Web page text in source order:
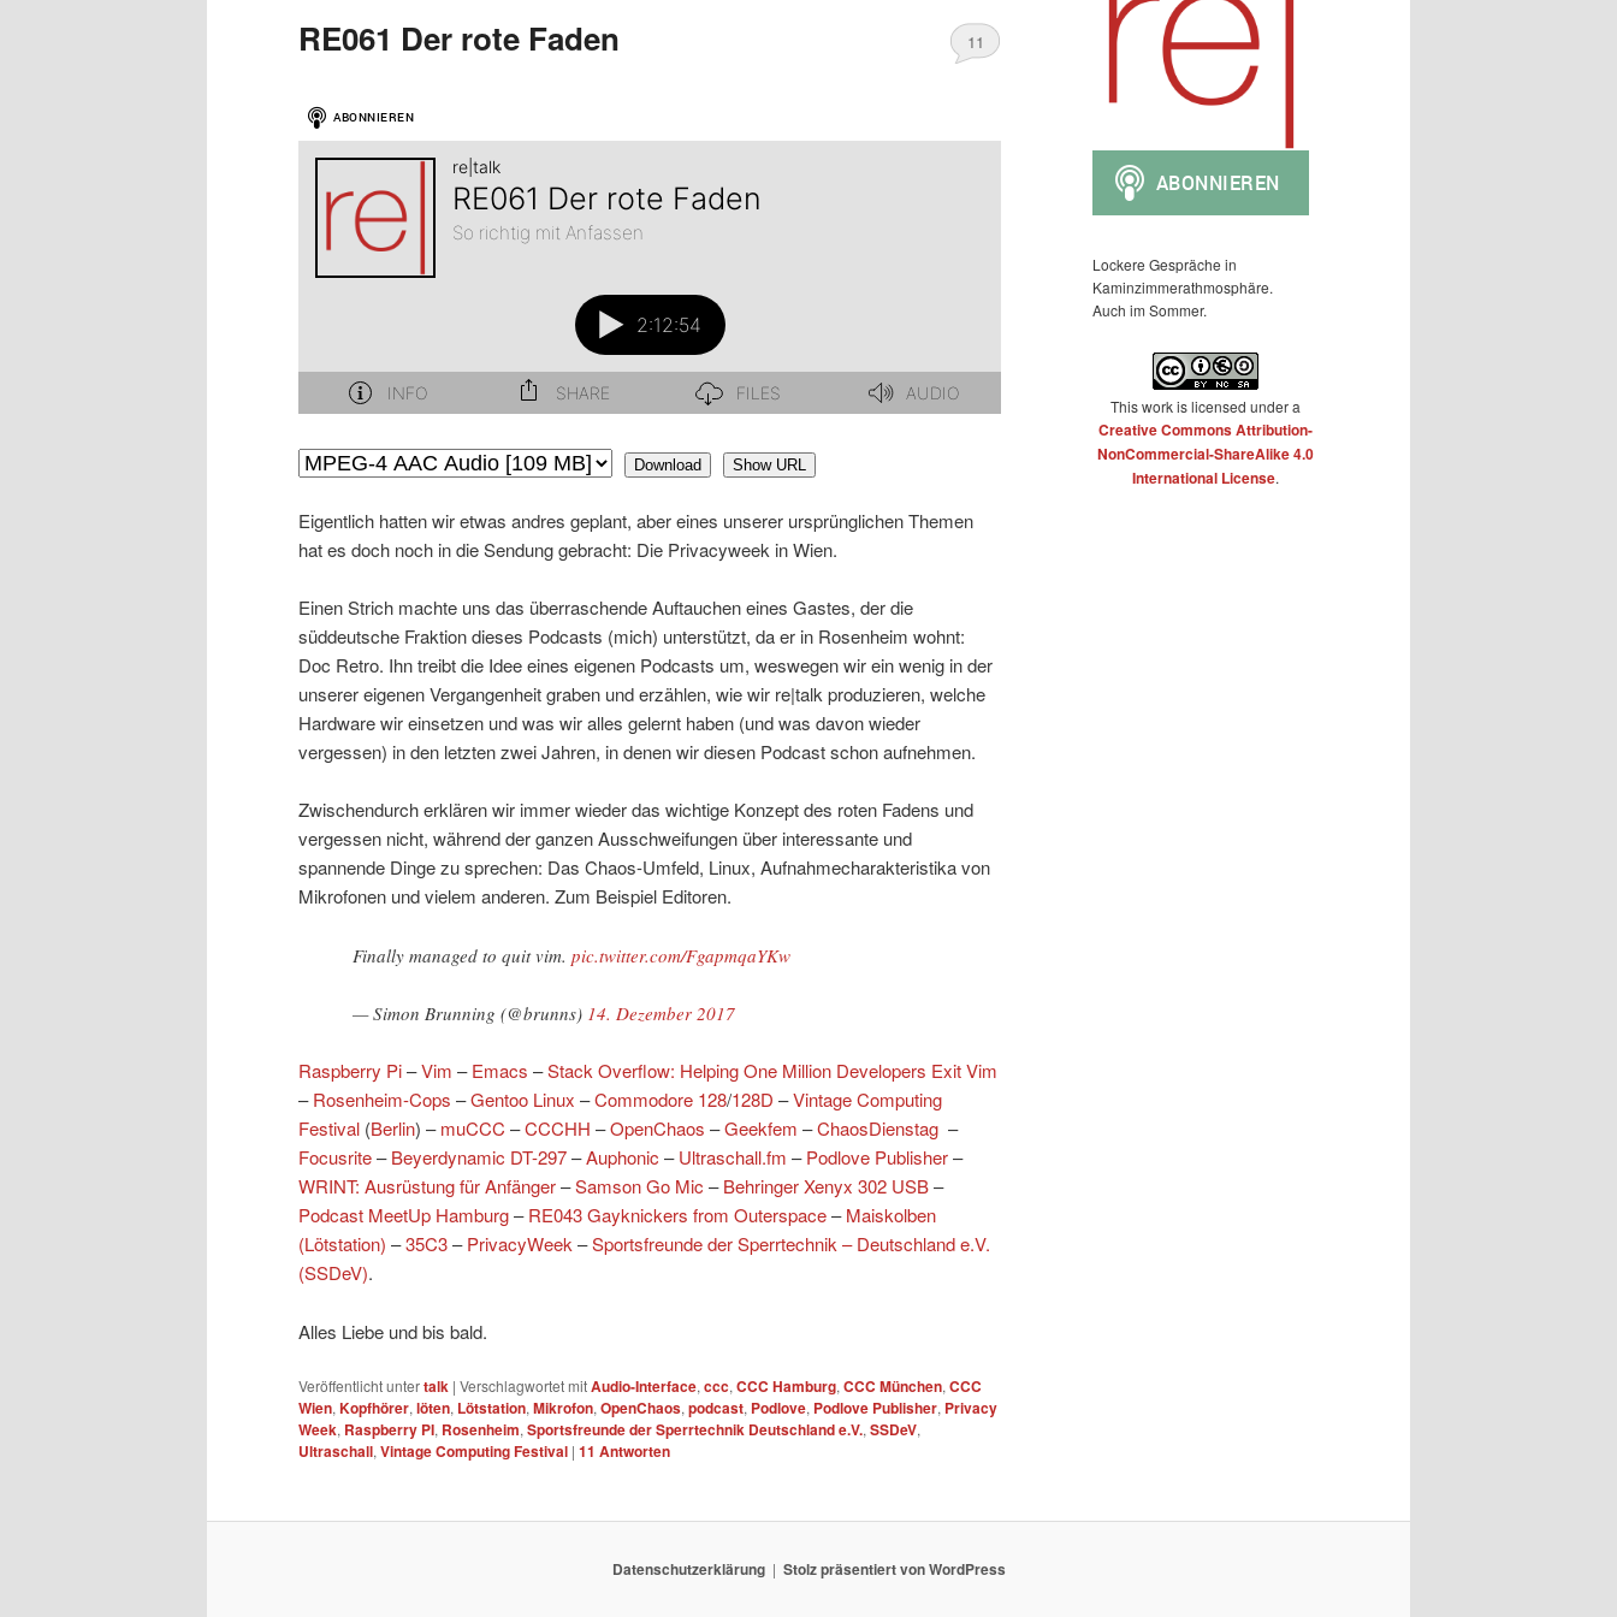
RE061 Der rote Faden 11
Download Show URL
Eigentlich hatten wir etwas andres geplant, aber eines unserer ursprünglichen Themen
hat es doch noch in die Sendung gebracht: Die Privacyweek in Wien.
Einen Strich machte uns das überraschende Auftauchen eines Gastes, der die
süddeutsche Fraktion dieses Podcasts (mich) unterstützt, da er in Rosenheim wohnt:
Doc Retro. Ihn treibt die Idee eines eigenen Podcasts um, weswegen wir ein wenig in der
unserer eigenen Vergangenheit graben und erzählen, wie wir re|talk produzieren, welche
Hardware wir einsetzen und was wir alles gelernt haben (und was davon wieder
vergessen) in den letzten zwei Jahren, in denen wir diesen Podcast schon aufnehmen.
Zwischendurch erklären wir immer wieder das wichtige Konzept des roten Fadens und
vergessen nicht, während der ganzen Ausschweifungen über interessante und
spannende Dinge zu sprechen: Das Chaos-Umfeld, Linux, Aufnahmecharakteristika von
Mikrofonen und vielem anderen. Zum Beispiel Editoren.
Finally managed to quit vim. pic.twitter.com/FgapmqaYKw
— Simon Brunning (@brunns) 14. Dezember 2017
Raspberry Pi–Vim –Emacs –Stack Overflow: Helping One Million Developers Exit Vim
–Rosenheim-Cops –Gentoo Linux –Commodore 128/128D –Vintage Computing
Festival (Berlin) –muCCC –CCCHH –OpenChaos –Geekfem –ChaosDienstag –
Focusrite–Beyerdynamic DT-297–Auphonic –Ultraschall.fm –Podlove Publisher–
WRINT: Ausrüstung für Anfänger–Samson Go Mic –Behringer Xenyx 302 USB–
Podcast MeetUp Hamburg–RE043 Gayknickers from Outerspace–Maiskolben
(Lötstation) –35C3–PrivacyWeek–Sportsfreunde der Sperrtechnik – Deutschland e.V.
(SSDeV).
Alles Liebe und bis bald.
Veröffentlicht untertalk | Verschlagwortet mitAudio-Interface, ccc, CCC Hamburg, CCC München, CCC
Wien, Kopfhörer, löten, Lötstation, Mikrofon, OpenChaos, podcast, Podlove, Podlove Publisher, Privacy
Week, Raspberry PI, Rosenheim, Sportsfreunde der Sperrtechnik Deutschland e.V., SSDeV,
Ultraschall, Vintage Computing Festival | 11 Antworten
Lockere Gespräche in
Kaminzimmerathmosphäre.
Auch im Sommer.
This work is licensed under a
Creative Commons Attribution-
NonCommercial-ShareAlike 4.0
International License.
Datenschutzerklärung Stolz präsentiert von WordPress